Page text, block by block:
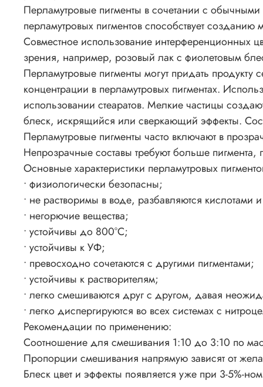
Перламутровые пигменты в сочетании с
перламутровых пигментов способствует
Совместное использование интерференционных
зрения, например, розовый лак с фиолетовым
Перламутровые пигменты могут придать
концентрации в перламутровых пигментах.
использовании стеаратов. Мелкие частицы
блеск, искрящийся или сверкающий эффекты.
Перламутровые пигменты часто включают в
Непрозрачные составы требуют больше пигмента,
Основные характеристики перламутровых
• физиологически безопасны;
• не растворимы в воде, разбавляются кислотами
• негорючие вещества;
• устойчивы до 800°C;
• устойчивы к УФ;
• превосходно сочетаются с другими пигментами;
• устойчивы к растворителям;
• легко смешиваются друг с другом, давая
• легко диспергируются во всех системах с
Рекомендации по применению:
Соотношение для смешивания 1:10 до 3:10 по
Пропорции смешивания напрямую зависят от
Блеск цвет и эффекты появляется уже при 3-5%-